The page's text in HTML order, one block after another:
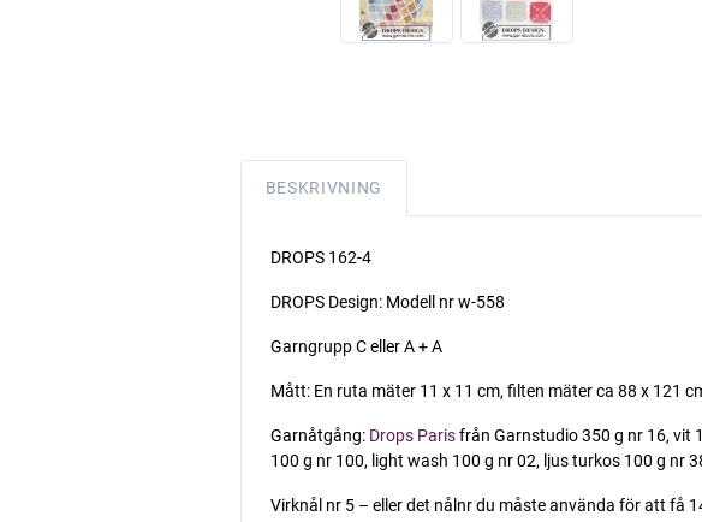
BESKRIVNING
DROPS 162-4
DROPS Design: Modell nr w-558
Garngrupp C eller A + A
Mått: En ruta mäter 11 x 11 cm, filten mäter ca 88 x 121
Garnåtgång: Drops Parisfrån Garnstudio 350 g nr 16, vit
100 g nr 100, light wash 100 g nr 02, ljus turkos 100 g nr
Virknål nr 5 – eller det nålnr du måste använda för att få